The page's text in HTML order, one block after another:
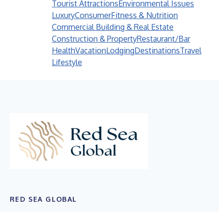
Tourist AttractionsEnvironmental Issues
LuxuryConsumerFitness & Nutrition
Commercial Building & Real Estate
Construction & PropertyRestaurant/Bar
HealthVacationLodgingDestinationsTravel
Lifestyle
RED SEA GLOBAL